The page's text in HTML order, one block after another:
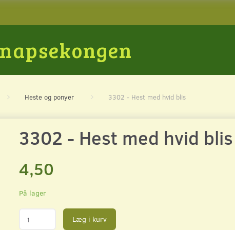
Heste og ponyer 3302 - Hest med hvid blis
3302 - Hest med hvid blis
4,50
På lager
Læg i kurv